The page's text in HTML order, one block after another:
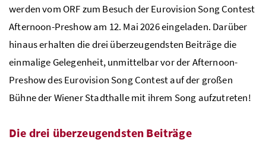
werden vom ORF zum Besuch der Eurovision Song Contest
Afternoon-Preshow am 12. Mai 2026 eingeladen. Darüber
hinaus erhalten die drei überzeugendsten Beiträge die
einmalige Gelegenheit, unmittelbar vor der Afternoon-
Preshow des Eurovision Song Contest auf der großen
Bühne der Wiener Stadthalle mit ihrem Song aufzutreten!
Die drei überzeugendsten Beiträge